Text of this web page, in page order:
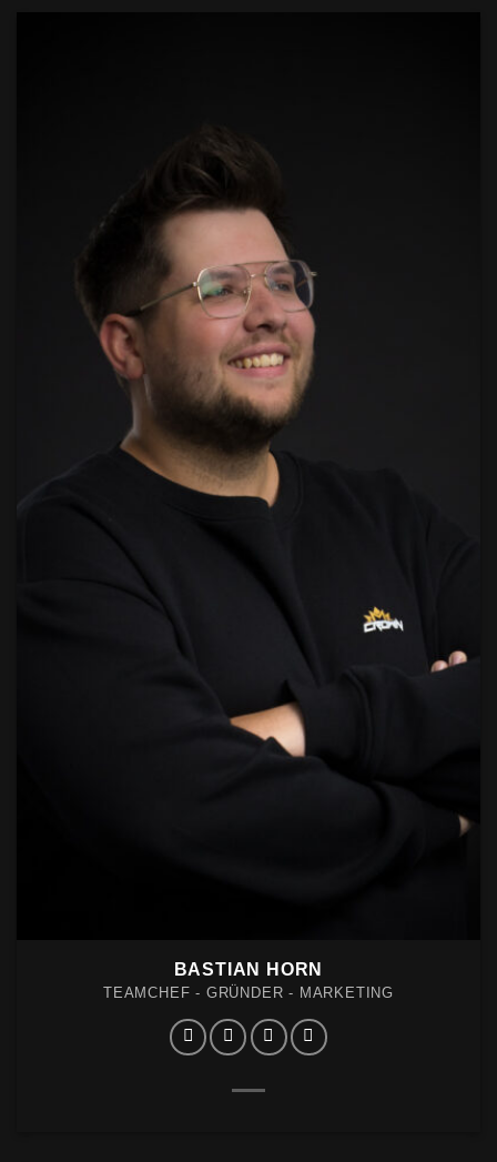
BASTIAN HORN
TEAMCHEF - GRÜNDER - MARKETING